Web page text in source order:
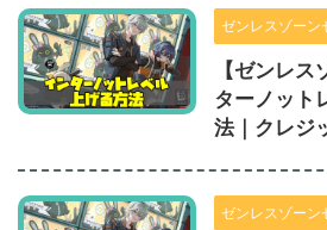
ゼンレスゾーン
【ゼンレ
ターノット
法｜クレジ
ゼンレスゾーン